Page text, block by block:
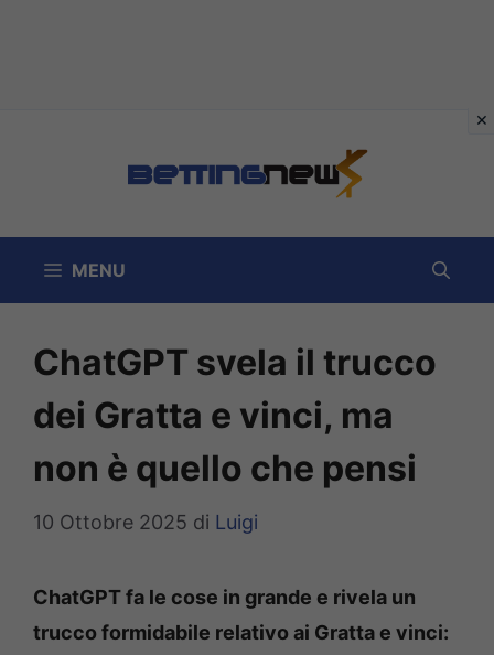
MENU
ChatGPT svela il trucco
dei Gratta e vinci, ma
non è quello che pensi
10 Ottobre 2025 di Luigi
ChatGPT fa le cose in grande e rivela un
trucco formidabile relativo ai Gratta e vinci: